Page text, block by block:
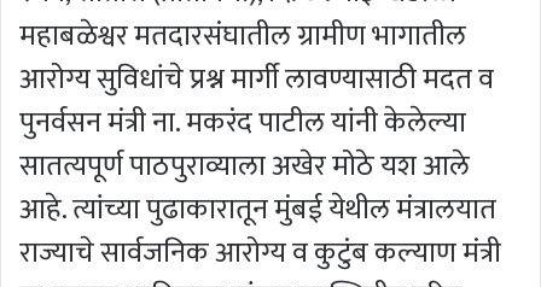
महाबळेश्वर मतदारसंघातील ग्रामीण भागातील
आरोग्य सुविधांचे प्रश्न मार्गी लावण्यासाठी मदत व
पुनर्वसन मंत्री ना. मकरंद पाटील यांनी केलेल्या
सातत्यपूर्ण पाठपुराव्याला अखेर मोठे यश आले
आहे. त्यांच्या पुढाकारातून मुंबई येथील मंत्रालयात
राज्याचे सार्वजनिक आरोग्य व कुटुंब कल्याण मंत्री